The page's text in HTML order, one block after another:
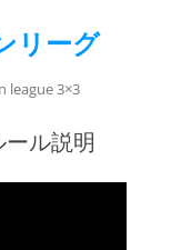
リーグ
league 3×3
ール説明